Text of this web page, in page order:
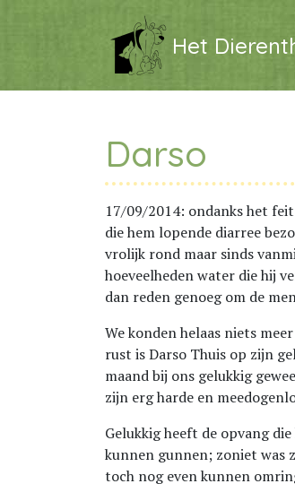
Het
Darso
17/09/2014: ondanks het
die hem lopende diarree
vrolijk rond maar sinds
hoeveelheden water die hij
dan reden genoeg om de
We konden helaas niets
rust is Darso Thuis op zijn
maand bij ons gelukkig
zijn erg harde en
Gelukkig heeft de opvang
kunnen gunnen; zoniet was
toch nog even kunnen